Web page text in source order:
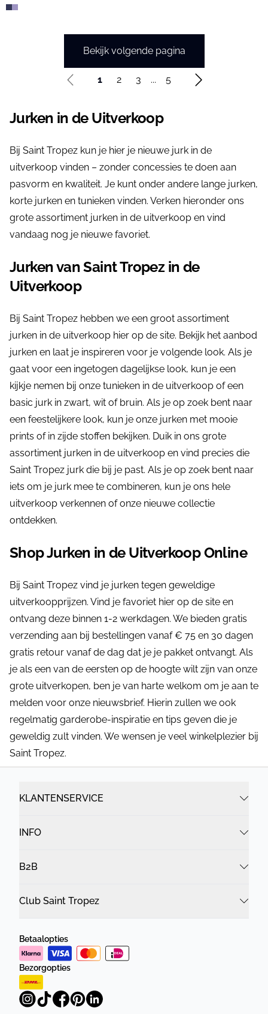
Bekijk volgende pagina
1 2 3 ... 5
Jurken in de Uitverkoop
Bij Saint Tropez kun je hier je nieuwe jurk in de
uitverkoop vinden – zonder concessies te doen aan
pasvorm en kwaliteit. Je kunt onder andere lange jurken,
korte jurken en tunieken vinden. Verken hieronder ons
grote assortiment jurken in de uitverkoop en vind
vandaag nog je nieuwe favoriet.
Jurken van Saint Tropez in de
Uitverkoop
Bij Saint Tropez hebben we een groot assortiment
jurken in de uitverkoop hier op de site. Bekijk het aanbod
jurken en laat je inspireren voor je volgende look. Als je
gaat voor een ingetogen dagelijkse look, kun je een
kijkje nemen bij onze tunieken in de uitverkoop of een
basic jurk in zwart, wit of bruin. Als je op zoek bent naar
een feestelijkere look, kun je onze jurken met mooie
prints of in zijde stoffen bekijken. Duik in ons grote
assortiment jurken in de uitverkoop en vind precies die
Saint Tropez jurk die bij je past. Als je op zoek bent naar
iets om je jurk mee te combineren, kun je ons hele
uitverkoop verkennen of onze nieuwe collectie
ontdekken.
Shop Jurken in de Uitverkoop Online
Bij Saint Tropez vind je jurken tegen geweldige
uitverkoopprijzen. Vind je favoriet hier op de site en
ontvang deze binnen 1-2 werkdagen. We bieden gratis
verzending aan bij bestellingen vanaf € 75 en 30 dagen
gratis retour vanaf de dag dat je je pakket ontvangt. Als
je als een van de eersten op de hoogte wilt zijn van onze
grote uitverkopen, ben je van harte welkom om je aan te
melden voor onze nieuwsbrief. Hierin zullen we ook
regelmatig garderobe-inspiratie en tips geven die je
geweldig zult vinden. We wensen je veel winkelplezier bij
Saint Tropez.
KLANTENSERVICE
INFO
B2B
Club Saint Tropez
Betaalopties
Bezorgopties